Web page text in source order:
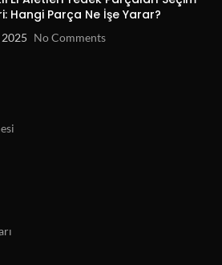
Hangi Parça Ne İşe Yarar?
2025 No Comments